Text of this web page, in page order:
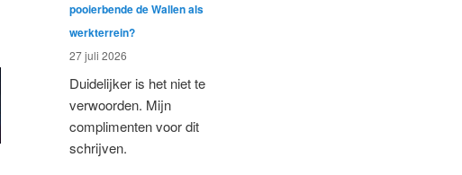
pooierbende de Wallen als
werkterrein?
27 juli 2026
Duidelijker is het niet te
verwoorden. Mijn
complimenten voor dit
schrijven.